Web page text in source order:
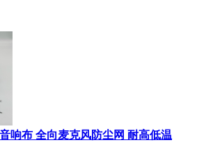
响布 全向麦克风防尘网 耐高低温